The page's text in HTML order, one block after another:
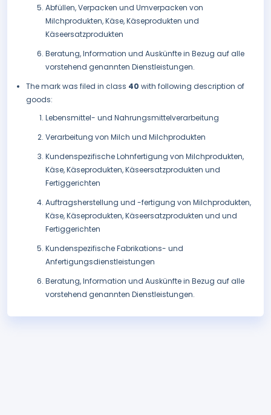
Abfüllen, Verpacken und Umverpacken von
Milchprodukten, Käse, Käseprodukten und
Käseersatzprodukten
Beratung, Information und Auskünfte in Bezug auf alle
vorstehend genannten Dienstleistungen.
The mark was filed in class 40 with following description of
goods:
Lebensmittel- und Nahrungsmittelverarbeitung
Verarbeitung von Milch und Milchprodukten
Kundenspezifische Lohnfertigung von Milchprodukten,
Käse, Käseprodukten, Käseersatzprodukten und
Fertiggerichten
Auftragsherstellung und -fertigung von Milchprodukten,
Käse, Käseprodukten, Käseersatzprodukten und und
Fertiggerichten
Kundenspezifische Fabrikations- und
Anfertigungsdienstleistungen
Beratung, Information und Auskünfte in Bezug auf alle
vorstehend genannten Dienstleistungen.